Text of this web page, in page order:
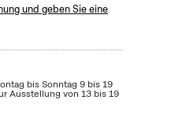
und geben Sie eine
bis Sonntag 9 bis 19
Ausstellung von 13 bis 19